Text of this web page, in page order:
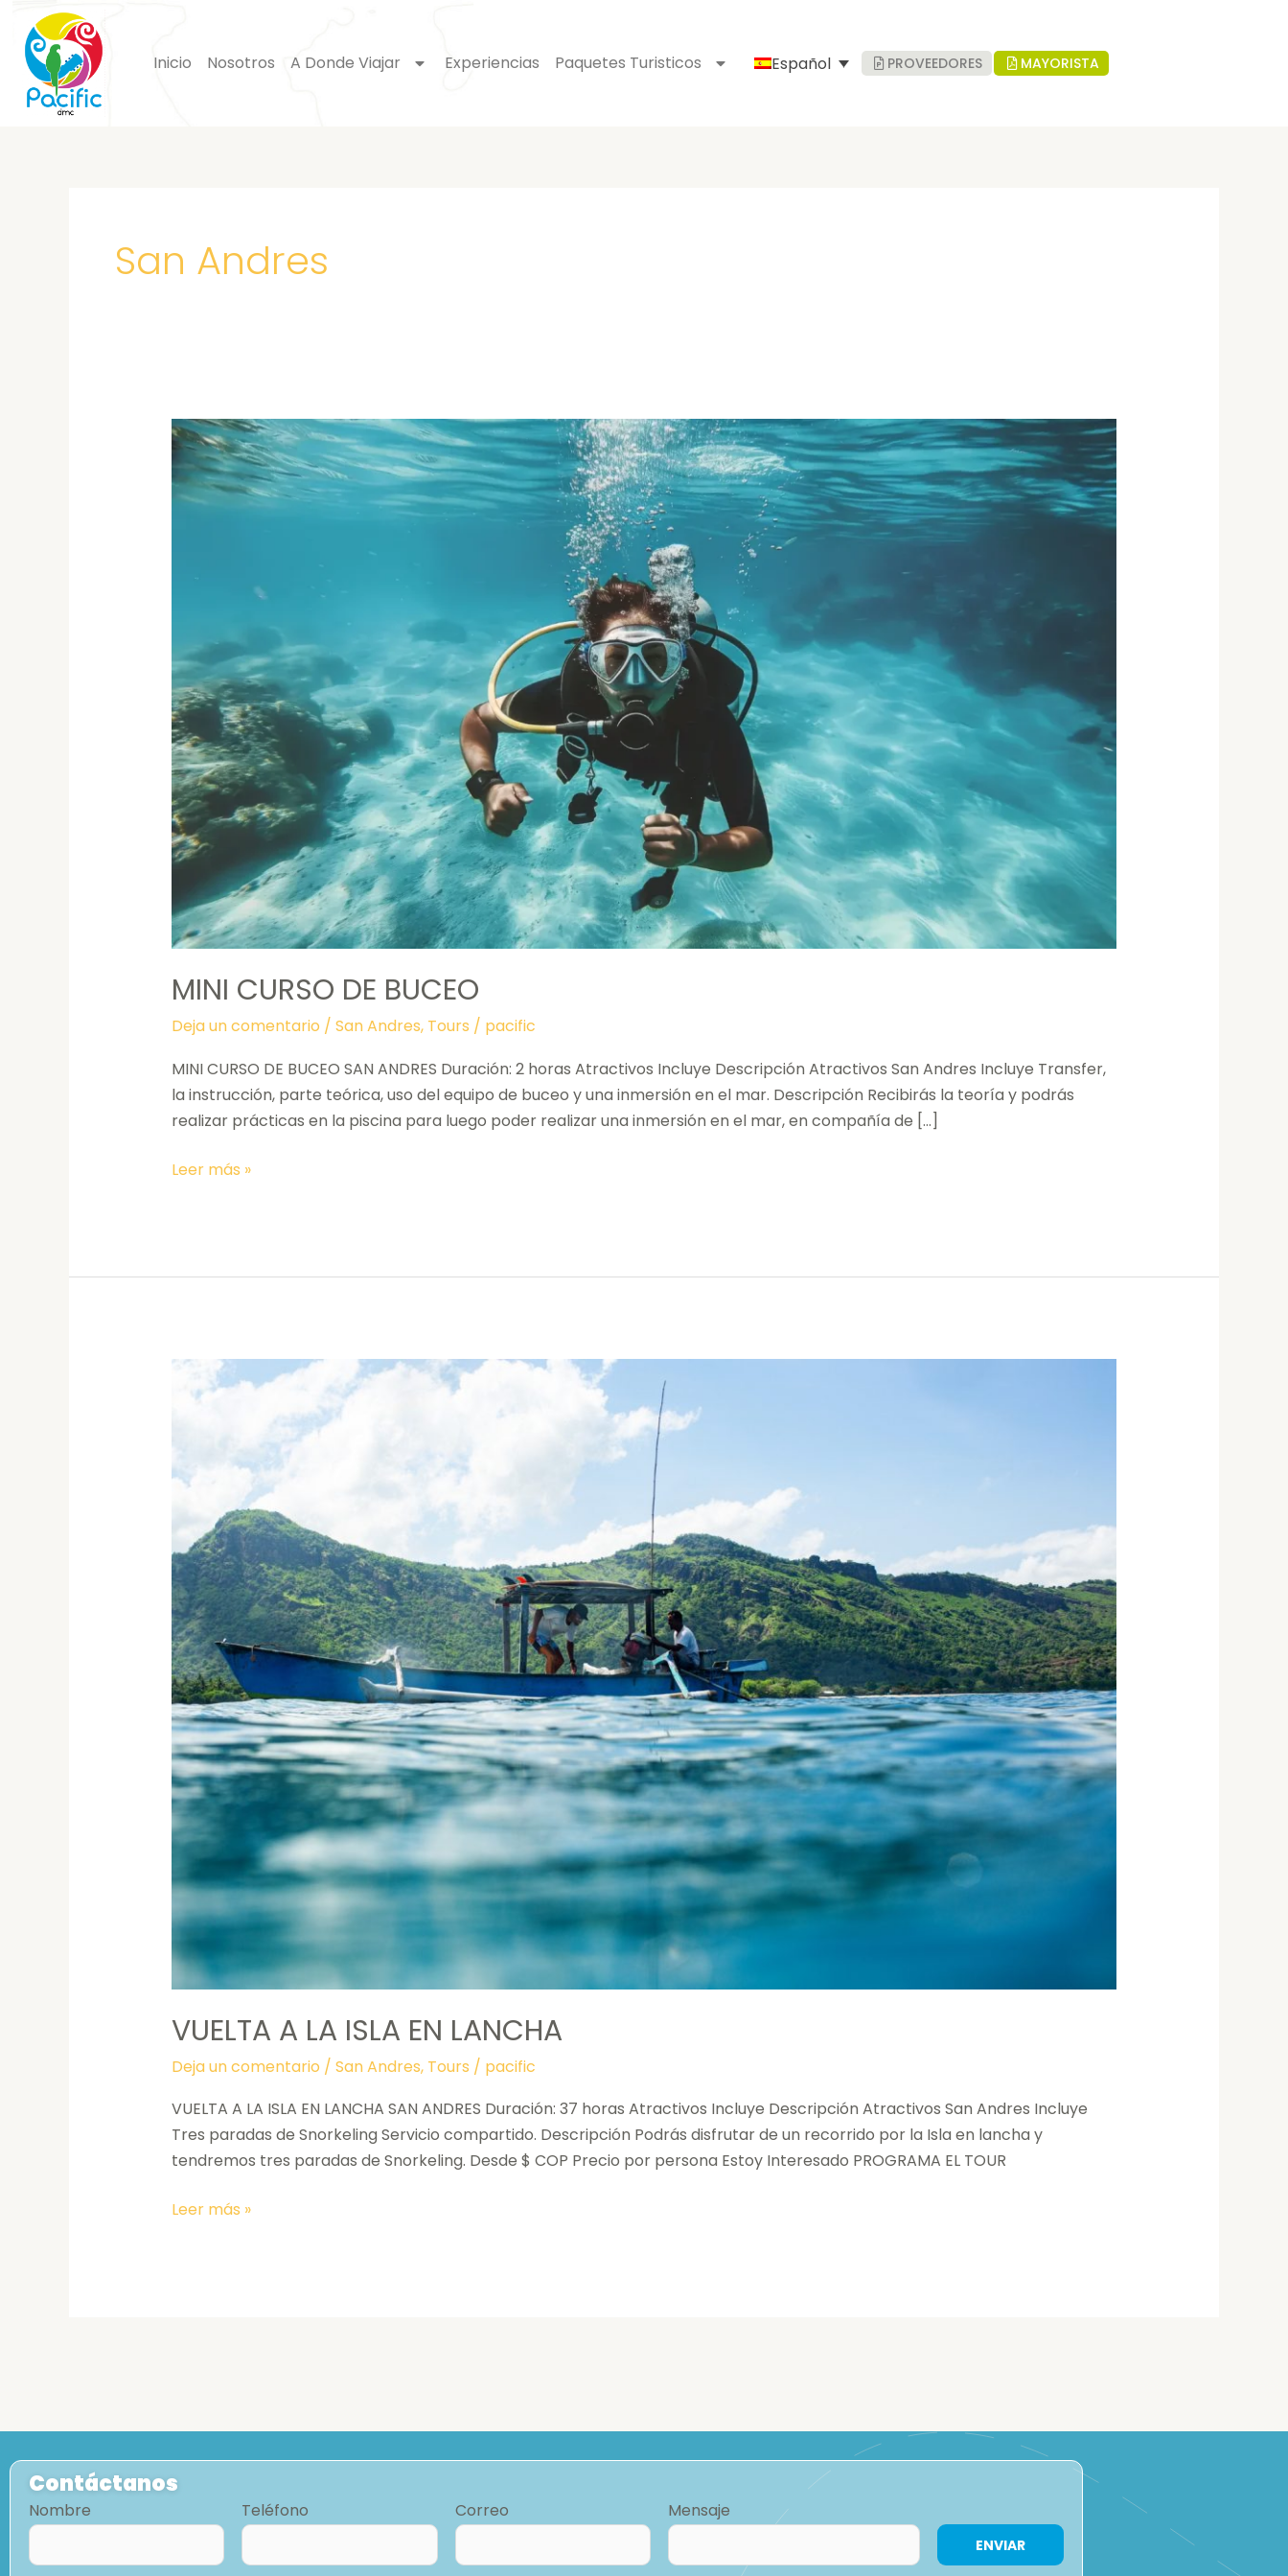
contenido
Inicio Nosotros A Donde Viajar Experiencias Paquetes Turisticos Español PROVEEDORES MAYORISTA
San Andres
MINI CURSO DE BUCEO
Deja un comentario / San Andres, Tours / pacific
MINI CURSO DE BUCEO SAN ANDRES Duración: 2 horas Atractivos Incluye Descripción Atractivos San Andres Incluye Transfer,
la instrucción, parte teórica, uso del equipo de buceo y una inmersión en el mar. Descripción Recibirás la teoría y podrás
realizar prácticas en la piscina para luego poder realizar una inmersión en el mar, en compañía de […]
MINI
CURSO
DE
BUCEO
Leer más »
VUELTA A LA ISLA EN LANCHA
Deja un comentario / San Andres, Tours / pacific
VUELTA A LA ISLA EN LANCHA SAN ANDRES Duración: 37 horas Atractivos Incluye Descripción Atractivos San Andres Incluye
Tres paradas de Snorkeling Servicio compartido. Descripción Podrás disfrutar de un recorrido por la Isla en lancha y
tendremos tres paradas de Snorkeling. Desde $ COP Precio por persona Estoy Interesado PROGRAMA EL TOUR
VUELTA
ISLA
EN
Leer más »
Contáctanos
Nombre Teléfono Correo Mensaje